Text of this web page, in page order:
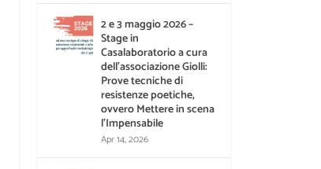
2 e 3 maggio 2026 –
Stage in
Casalaboratorio a cura
dell’associazione Giolli:
Prove tecniche di
resistenze poetiche,
ovvero Mettere in scena
l’Impensabile
Apr 14, 2026